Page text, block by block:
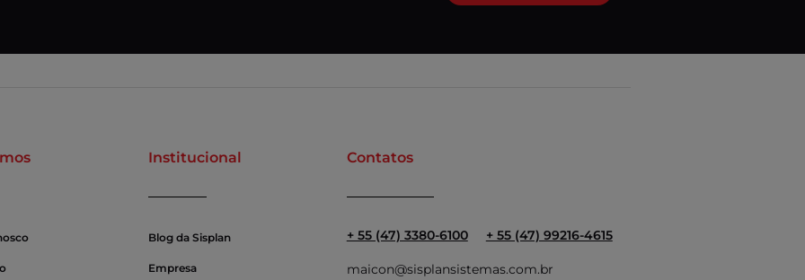
Institucional
Blog da Sisplan
Empresa
Contatos
+ 55 (47) 3380-6100 + 55 (47) 99216-4615
maicon@sisplansistemas.com.br